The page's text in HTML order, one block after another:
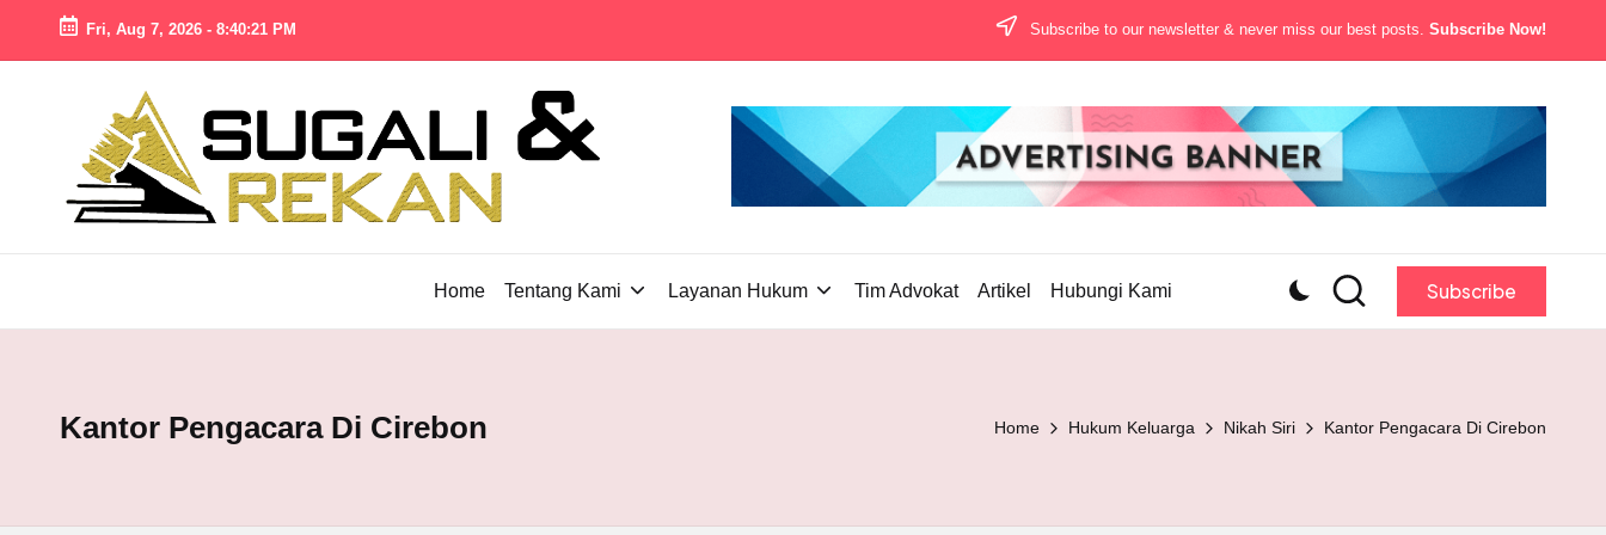
Skip
Fri, Aug 7, 2026 - 8:40:22 PM Subscribe to our newsletter & never miss our best posts. Subscribe Now!
G
A
Y
Pengacara
Cirebon
Profesional,
Solusi
Home
Tentang Kami Layanan Hukum Tim Advokat Artikel Hubungi Kami Subscribe
Kantor Pengacara Di Cirebon Home Hukum Keluarga Nikah Siri Kantor Pengacara Di Cirebon